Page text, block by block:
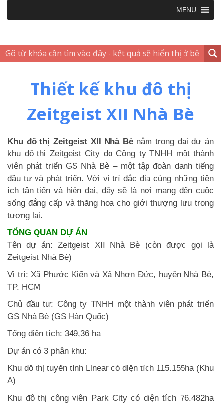
MENU
Thiết kế khu đô thị
Zeitgeist XII Nhà Bè
Khu đô thị Zeitgeist XII Nhà Bènằm trong đại dự án
khu đô thị Zeitgeist City do Công ty TNHH một thành
viên phát triển GS Nhà Bè – một tập đoàn danh tiếng
đầu tư và phát triển. Với vị trí đắc địa cùng những tiện
ích tân tiến và hiện đại, đây sẽ là nơi mang đến cuộc
sống đẳng cấp và thăng hoa cho giới thượng lưu trong
tương lai.
TỔNG QUAN DỰ ÁN
Tên dự án: Zeitgeist XII Nhà Bè (còn được gọi là
Zeitgeist Nhà Bè)
Vị trí: Xã Phước Kiển và Xã Nhơn Đức, huyện Nhà Bè,
TP. HCM
Chủ đầu tư: Công ty TNHH một thành viên phát triển
GS Nhà Bè (GS Hàn Quốc)
Tổng diện tích: 349,36 ha
Dự án có 3 phân khu:
Khu đô thị tuyến tính Linear có diện tích 115.155ha (Khu
A)
Khu đô thị công viên Park City có diện tích 76.482ha